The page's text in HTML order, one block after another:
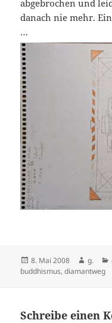
abgebrochen und
danach nie mehr.
…
Veröffentlicht
am
8. Mai 2008 Autor
g.
buddhismus,diamantweg
Schreibe einen